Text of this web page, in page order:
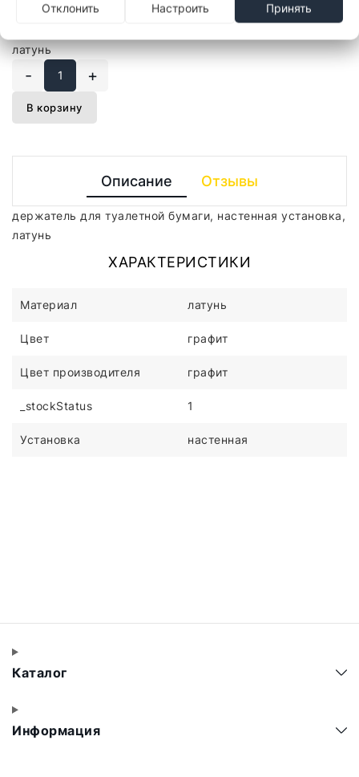
латунь
- +
В корзину
Описание Отзывы
держатель для туалетной бумаги, настенная установка,
латунь
ХАРАКТЕРИСТИКИ
Материал латунь
Цвет графит
Цвет производителя графит
_stockStatus 1
Установка настенная
Каталог
Информация
Отклонить Настроить Принять